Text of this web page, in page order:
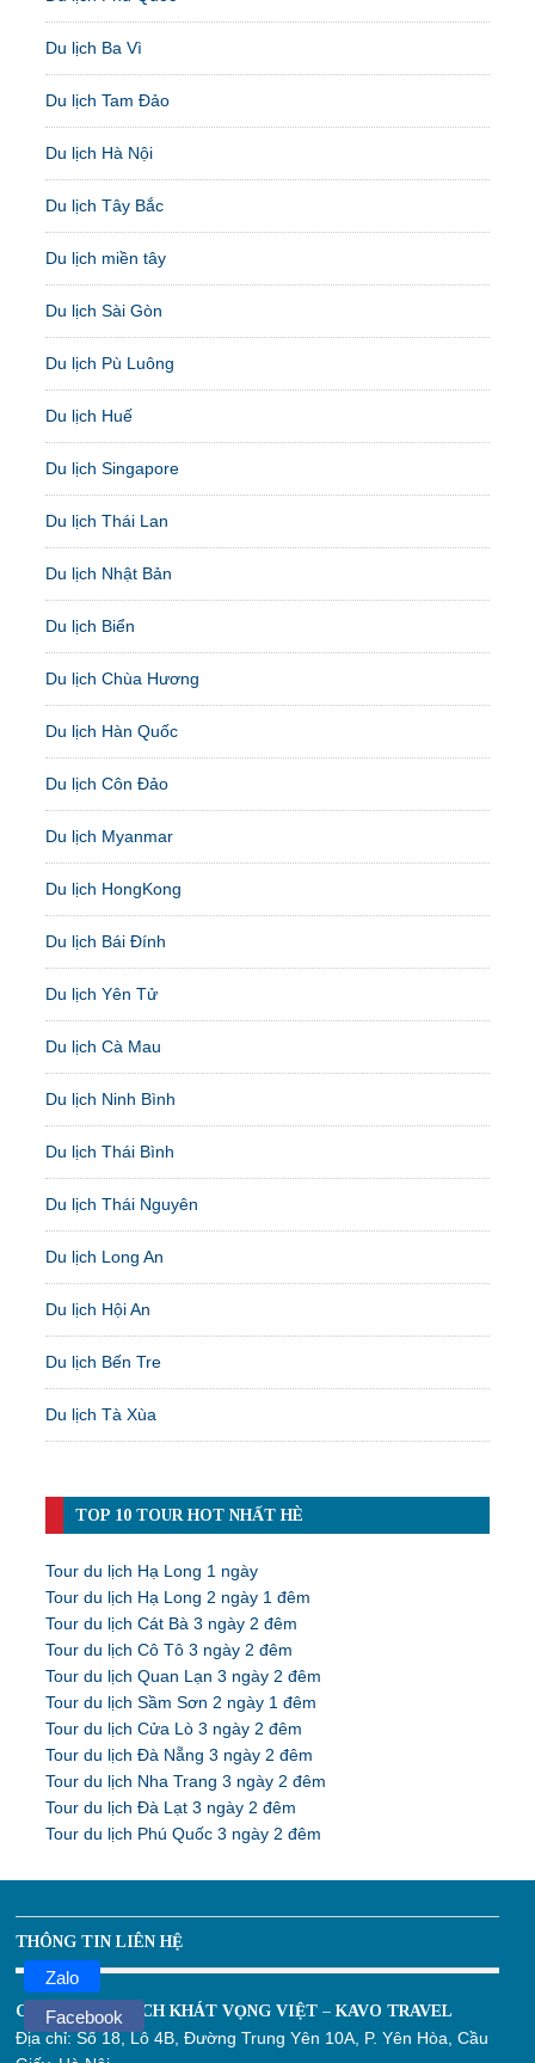
Du lịch Ba Vì
Du lịch Tam Đảo
Du lịch Hà Nội
Du lịch Tây Bắc
Du lịch miền tây
Du lịch Sài Gòn
Du lịch Pù Luông
Du lịch Huế
Du lịch Singapore
Du lịch Thái Lan
Du lịch Nhật Bản
Du lịch Biển
Du lịch Chùa Hương
Du lịch Hàn Quốc
Du lịch Côn Đảo
Du lịch Myanmar
Du lịch HongKong
Du lịch Bái Đính
Du lịch Yên Tử
Du lịch Cà Mau
Du lịch Ninh Bình
Du lịch Thái Bình
Du lịch Thái Nguyên
Du lịch Long An
Du lịch Hội An
Du lịch Bến Tre
Du lịch Tà Xùa
TOP 10 TOUR HOT NHẤT HÈ
Tour du lịch Hạ Long 1 ngày
Tour du lịch Hạ Long 2 ngày 1 đêm
Tour du lịch Cát Bà 3 ngày 2 đêm
Tour du lịch Cô Tô 3 ngày 2 đêm
Tour du lịch Quan Lạn 3 ngày 2 đêm
Tour du lịch Sầm Sơn 2 ngày 1 đêm
Tour du lịch Cửa Lò 3 ngày 2 đêm
Tour du lịch Đà Nẵng 3 ngày 2 đêm
Tour du lịch Nha Trang 3 ngày 2 đêm
Tour du lịch Đà Lạt 3 ngày 2 đêm
Tour du lịch Phú Quốc 3 ngày 2 đêm
THÔNG TIN LIÊN HỆ
CÔNG TY DU LỊCH KHÁT VỌNG VIỆT – KAVO TRAVEL
Địa chỉ:Số 18, Lô 4B, Đường Trung Yên 10A, P. Yên Hòa, Cầu
Zalo
Facebook